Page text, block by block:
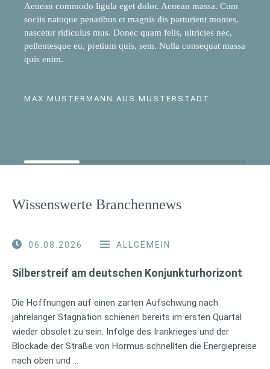
Aenean commodo ligula eget dolor. Aenean massa. Cum
sociis natoque penatibus et magnis dis parturient montes,
nascetur ridiculus mus. Donec quam felis, ultricies nec,
pellentesque eu, pretium quis, sem. Nulla consequat massa
quis enim.
MAX MUSTERMANN AUS MUSTERSTADT
Wissenswerte Branchennews
06.08.2026 ALLGEMEIN
Silberstreif am deutschen Konjunkturhorizont
Die Hoffnungen auf einen zarten Aufschwung nach
jahrelanger Stagnation schienen bereits im ersten Quartal
wieder obsolet zu sein. Infolge des Irankrieges und der
Blockade der Straße von Hormus schnellten die Energiepreise
nach oben und …